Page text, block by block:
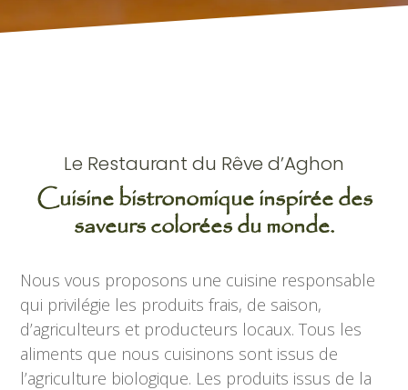
Le Restaurant du Rêve d’Aghon
Cuisine bistronomique inspirée des
saveurs colorées du monde.
Nous vous proposons une cuisine responsable
qui privilégie les produits frais, de saison,
d’agriculteurs et producteurs locaux. Tous les
aliments que nous cuisinons sont issus de
l’agriculture biologique. Les produits issus de la